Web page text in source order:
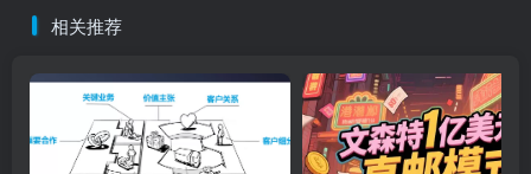
相关推荐